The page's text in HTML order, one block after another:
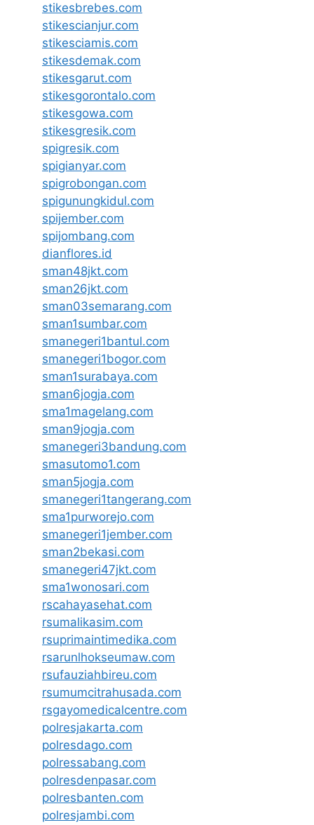
stikesbrebes.com
stikescianjur.com
stikesciamis.com
stikesdemak.com
stikesgarut.com
stikesgorontalo.com
stikesgowa.com
stikesgresik.com
spigresik.com
spigianyar.com
spigrobongan.com
spigunungkidul.com
spijember.com
spijombang.com
dianflores.id
sman48jkt.com
sman26jkt.com
sman03semarang.com
sman1sumbar.com
smanegeri1bantul.com
smanegeri1bogor.com
sman1surabaya.com
sman6jogja.com
sma1magelang.com
sman9jogja.com
smanegeri3bandung.com
smasutomo1.com
sman5jogja.com
smanegeri1tangerang.com
sma1purworejo.com
smanegeri1jember.com
sman2bekasi.com
smanegeri47jkt.com
sma1wonosari.com
rscahayasehat.com
rsumalikasim.com
rsuprimaintimedika.com
rsarunlhokseumaw.com
rsufauziahbireu.com
rsumumcitrahusada.com
rsgayomedicalcentre.com
polresjakarta.com
polresdago.com
polressabang.com
polresdenpasar.com
polresbanten.com
polresjambi.com